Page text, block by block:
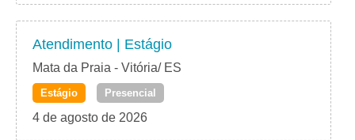
Atendimento | Estágio
Mata da Praia - Vitória/ ES
Estágio Presencial
4 de agosto de 2026